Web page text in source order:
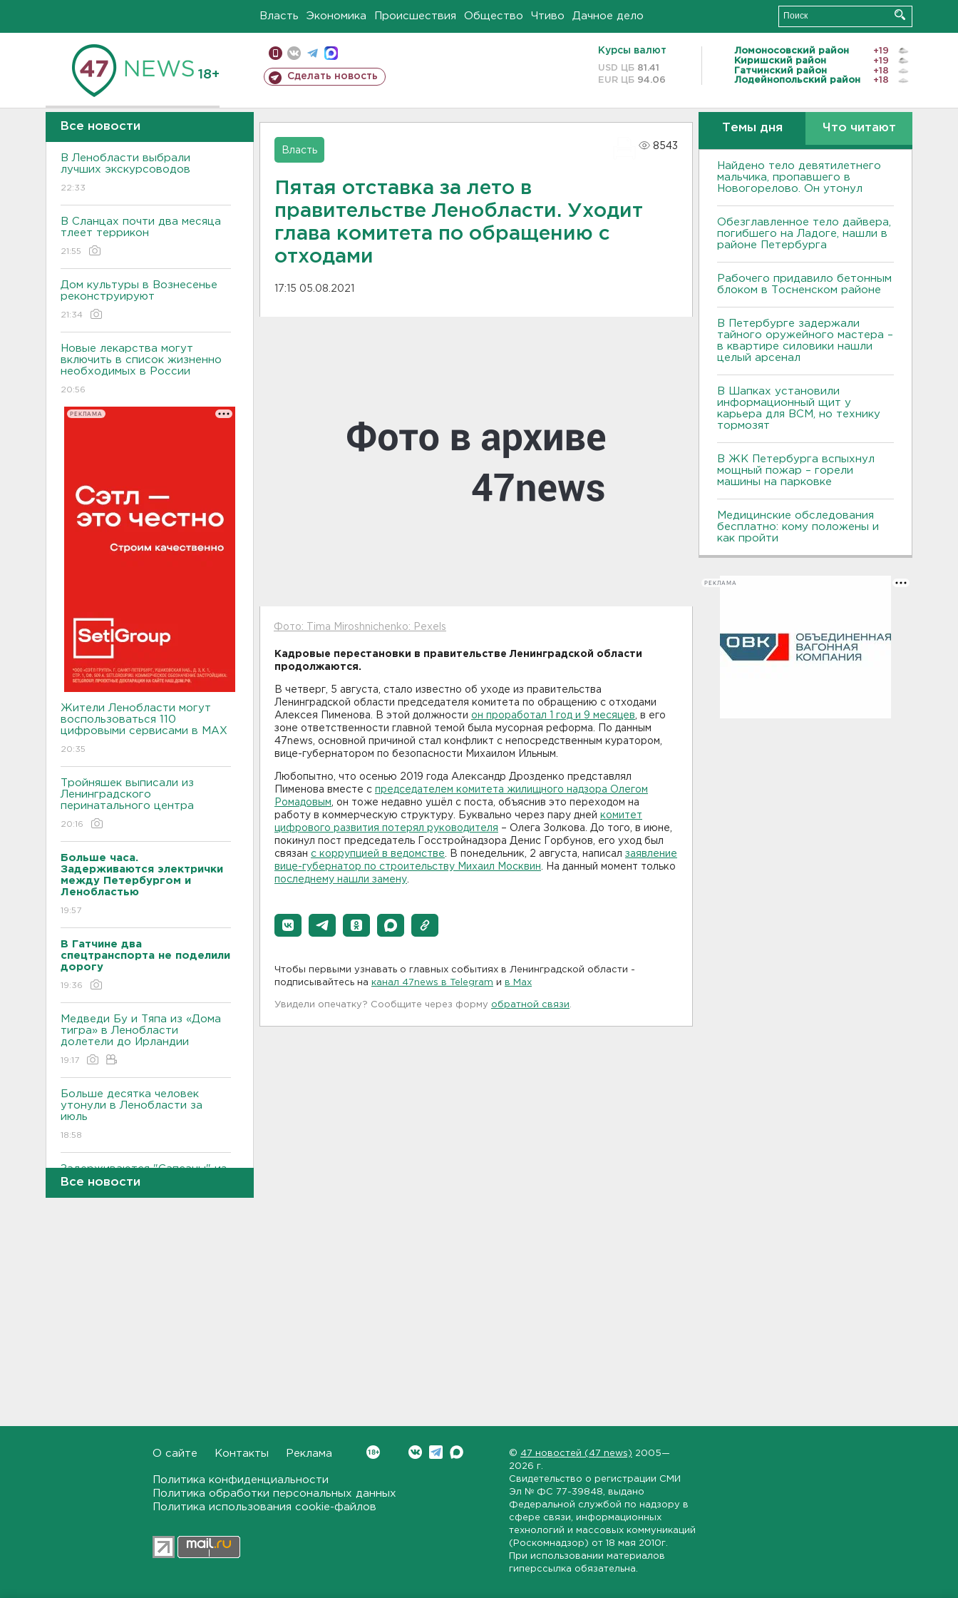
Власть Экономика Происшествия Общество Чтиво Дачное дело
18+ Сделать новость
Курсы валют
USD ЦБ 81.41
EUR ЦБ 94.06
Ломоносовский район
+19
Киришский район
+19
Гатчинский район
+18
Лодейнопольский район
+18
Все новости
В Ленобласти выбрали
лучших экскурсоводов
22:33
В Сланцах почти два месяца
тлеет террикон
21:55
Дом культуры в Вознесенье
реконструируют
21:34
Новые лекарства могут
включить в список жизненно
необходимых в России
20:56
РЕКЛАМА
Жители Ленобласти могут
воспользоваться 110
цифровыми сервисами в МАХ
20:35
Тройняшек выписали из
Ленинградского
перинатального центра
20:16
Больше часа.
Задерживаются электрички
между Петербургом и
Ленобластью
19:57
В Гатчине два
спецтранспорта не поделили
дорогу
19:36
Медведи Бу и Тяпа из «Дома
тигра» в Ленобласти
долетели до Ирландии
19:17
Больше десятка человек
утонули в Ленобласти за
июль
18:58
Задерживаются "Сапсаны" из
Москвы в Петербург
18:37
В Тосно открыли
самосвалами со стройки
В вузы Петербурга по квоте
для участников СВО и их
Все новости
Власть
8543
Пятая отставка за лето в
правительстве Ленобласти. Уходит
глава комитета по обращению с
отходами
17:15 05.08.2021
Фото: Tima Miroshnichenko: Pexels
Кадровые перестановки в правительстве Ленинградской области
продолжаются.
В четверг, 5 августа, стало известно об уходе из правительства
Ленинградской области председателя комитета по обращению с отходами
Алексея Пименова. В этой должности он проработал 1 год и 9 месяцев , в его
зоне ответственности главной темой была мусорная реформа. По данным
47news, основной причиной стал конфликт с непосредственным куратором,
вице-губернатором по безопасности Михаилом Ильным.
Любопытно, что осенью 2019 года Александр Дрозденко представлял
Пименова вместе с председателем комитета жилищного надзора Олегом
Ромадовым , он тоже недавно ушёл с поста, объяснив это переходом на
работу в коммерческую структуру. Буквально через пару дней комитет
цифрового развития потерял руководителя – Олега Золкова. До того, в июне,
покинул пост председатель Госстройнадзора Денис Горбунов, его уход был
связан с коррупцией в ведомстве . В понедельник, 2 августа, написал заявление
вице-губернатор по строительству Михаил Москвин . На данный момент только
последнему нашли замену
Чтобы первыми узнавать о главных событиях в Ленинградской области -
подписывайтесь на канал 47news в Telegram и в Maх
Увидели опечатку? Сообщите через форму обратной связи
Темы дня Что читают
Найдено тело девятилетнего
мальчика, пропавшего в
Новогорелово. Он утонул
Обезглавленное тело дайвера,
погибшего на Ладоге, нашли в
районе Петербурга
Рабочего придавило бетонным
блоком в Тосненском районе
В Петербурге задержали
тайного оружейного мастера –
в квартире силовики нашли
целый арсенал
В Шапках установили
информационный щит у
карьера для ВСМ, но технику
тормозят
В ЖК Петербурга вспыхнул
мощный пожар – горели
машины на парковке
Медицинские обследования
бесплатно: кому положены и
как пройти
РЕКЛАМА
О сайте Контакты Реклама
Политика конфиденциальности
Политика обработки персональных данных
Политика использования cookie-файлов
© 47 новостей (47 news) 2005—
2026 г.
Свидетельство о регистрации СМИ
Эл № ФС 77-39848 , выдано
Федеральной службой по надзору в
сфере связи, информационных
технологий и массовых коммуникаций
(Роскомнадзор) от 18 мая 2010г.
При использовании материалов
гиперссылка обязательна.